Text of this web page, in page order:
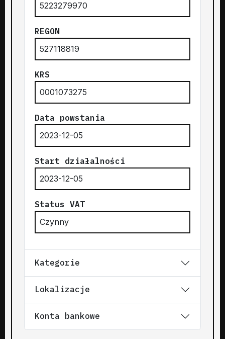
5223279970
REGON
527118819
KRS
0001073275
Data powstania
2023-12-05
Start działalności
2023-12-05
Status VAT
Czynny
Kategorie
Lokalizacje
Konta bankowe